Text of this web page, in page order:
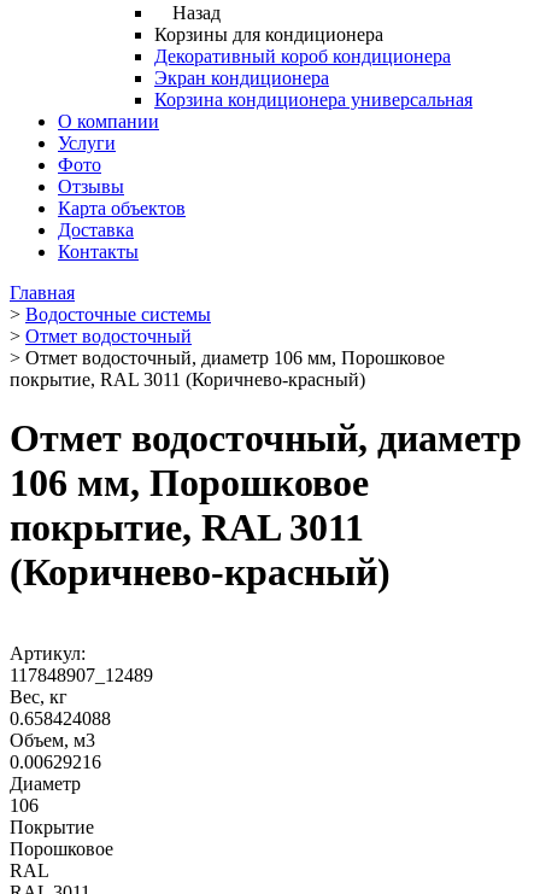
Назад
Корзины для кондиционера
Декоративный короб кондиционера
Экран кондиционера
Корзина кондиционера универсальная
О компании
Услуги
Фото
Отзывы
Карта объектов
Доставка
Контакты
Главная
> Водосточные системы
> Отмет водосточный
> Отмет водосточный, диаметр 106 мм, Порошковое
покрытие, RAL 3011 (Коричнево-красный)
Отмет водосточный, диаметр
106 мм, Порошковое
покрытие, RAL 3011
(Коричнево-красный)
Артикул:
117848907_12489
Вес, кг
0.658424088
Объем, м3
0.00629216
Диаметр
106
Покрытие
Порошковое
RAL